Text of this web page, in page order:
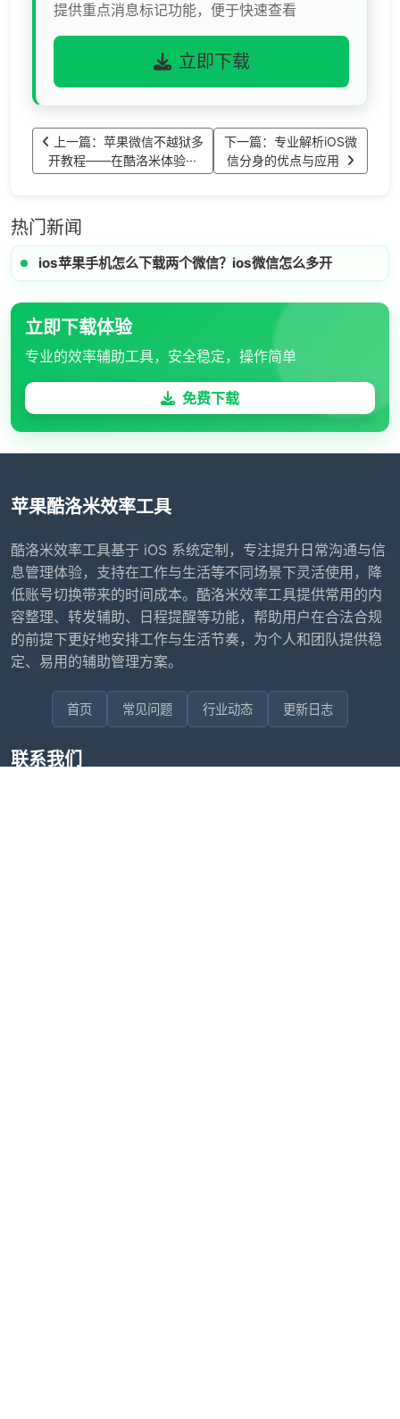
提供重点消息标记功能，便于快速查看
立即下载
上一篇：苹果微信不越狱多
开教程——在酷洛米体验···
下一篇：专业解析iOS微
信分身的优点与应用
热门新闻
ios苹果手机怎么下载两个微信？ios微信怎么多开
立即下载体验
专业的效率辅助工具，安全稳定，操作简单
免费下载
苹果酷洛米效率工具
酷洛米效率工具基于 iOS 系统定制，专注提升日常沟通与信
息管理体验，支持在工作与生活等不同场景下灵活使用，降
低账号切换带来的时间成本。酷洛米效率工具提供常用的内
容整理、转发辅助、日程提醒等功能，帮助用户在合法合规
的前提下更好地安排工作与生活节奏，为个人和团队提供稳
定、易用的辅助管理方案。
首页 常见问题 行业动态 更新日志
联系我们